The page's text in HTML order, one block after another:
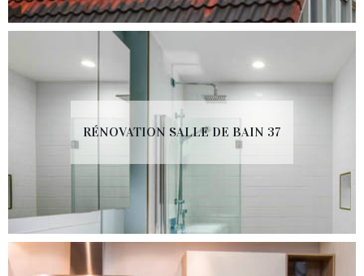
RÉNOVATION SALLE DE BAIN 37